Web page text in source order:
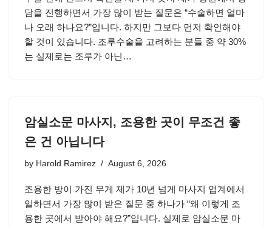
담을 진행하면서 가장 많이 받는 질문은 “수술하면 얼마
나 오래 하나요?”입니다. 하지만 그보다 먼저 확인해야
할 것이 있습니다. 조루수술을 고려하는 분들 중 약 30%
는 실제로는 조루가 아닌…
암실소문 마사지, 조용한 곳이 무조건 좋
은 건 아닙니다
by Harold Ramirez August 6, 2026
조용한 방이 가진 무게 제가 10년 넘게 마사지 업계에서
일하면서 가장 많이 받은 질문 중 하나가 “왜 이렇게 조
용한 곳에서 받아야 해요?”입니다. 실제로 암실소문 마